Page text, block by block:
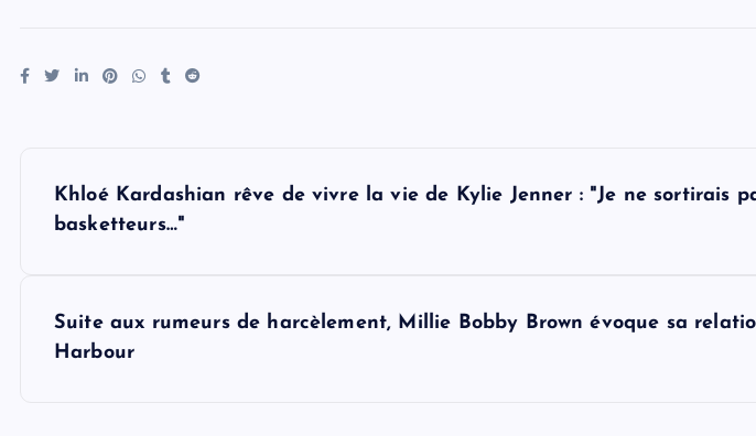
Khloé Kardashian rêve de vivre la vie de Kylie Jenner : "Je ne sortirais
basketteurs…"
Suite aux rumeurs de harcèlement, Millie Bobby Brown évoque sa
Harbour